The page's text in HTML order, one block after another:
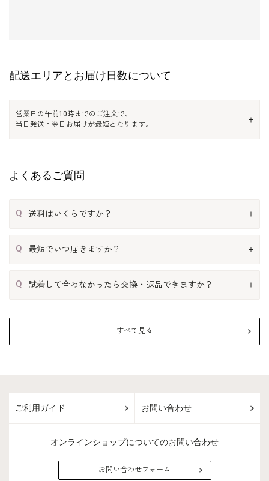
配送エリアとお届け日数について
営業日の午前10時までのご注文で、
当日発送・翌日お届けが最短となります。
よくあるご質問
Q 送料はいくらですか？
Q 最短でいつ届きますか？
Q 試着して合わなかったら交換・返品できますか？
すべて見る
ご利用ガイド お問い合わせ
オンラインショップについてのお問い合わせ
お問い合わせフォーム